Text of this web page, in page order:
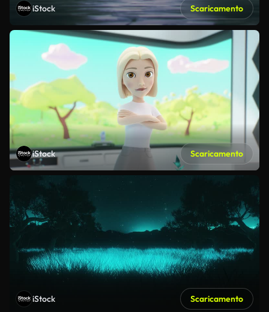
iStock Scaricamento
iStock Scaricamento
iStock Scaricamento